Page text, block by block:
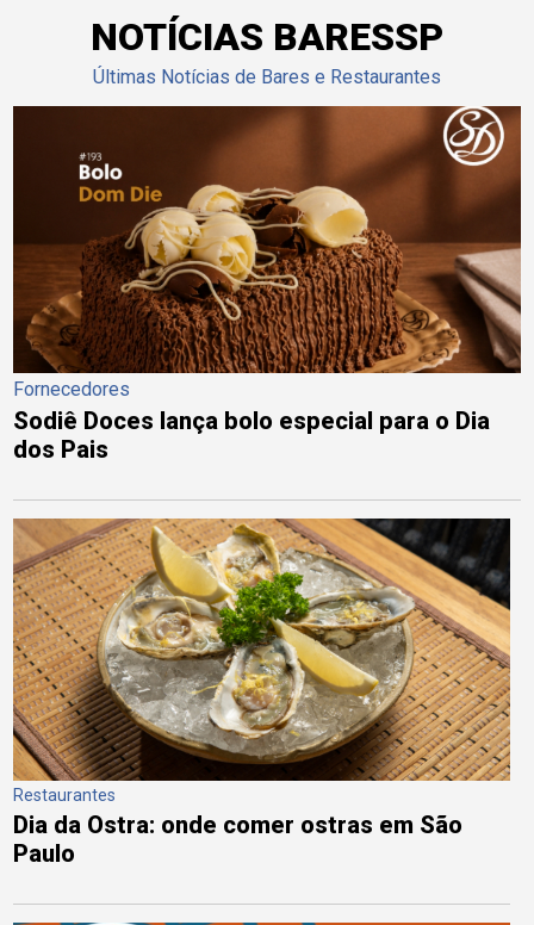
NOTÍCIAS BARESSP
Últimas Notícias de Bares e Restaurantes
Fornecedores
Sodiê Doces lança bolo especial para o Dia
dos Pais
Restaurantes
Dia da Ostra: onde comer ostras em São
Paulo